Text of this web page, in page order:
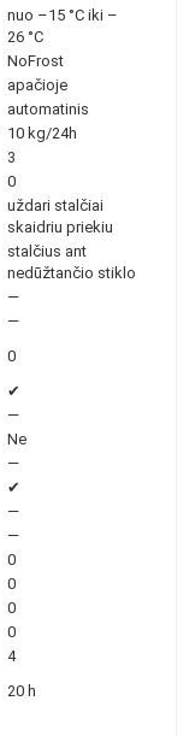
nuo –15 °C iki –
26 °C
NoFrost
apačioje
automatinis
10 kg/24h
3
0
uždari stalčiai
skaidriu priekiu
stalčius ant
nedūžtančio stiklo
—
—
0
✔
—
Ne
—
✔
—
—
0
0
0
0
4
20 h